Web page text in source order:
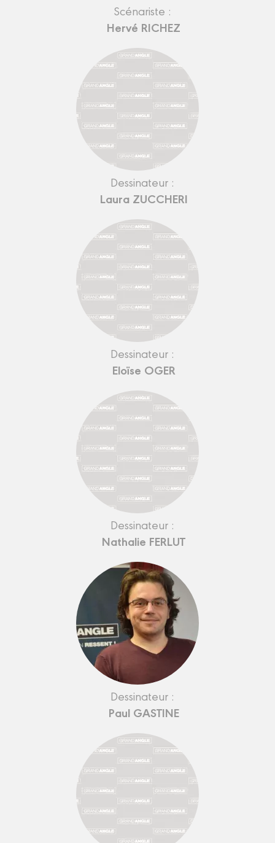
Scénariste :
Hervé RICHEZ
Dessinateur :
Laura ZUCCHERI
Dessinateur :
Eloïse OGER
Dessinateur :
Nathalie FERLUT
Dessinateur :
Paul GASTINE